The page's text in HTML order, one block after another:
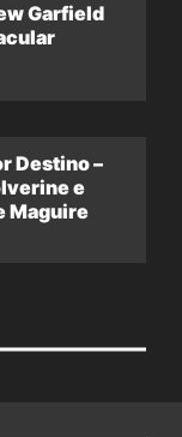
Garfield
Destino –
e
Maguire